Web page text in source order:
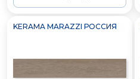
KERAMA MARAZZI РОССИЯ